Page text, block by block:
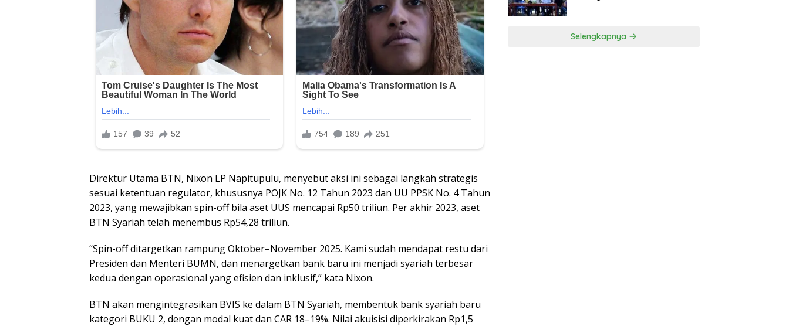
Direktur Utama BTN, Nixon LP Napitupulu, menyebut aksi ini sebagai langkah strategis
sesuai ketentuan regulator, khususnya POJK No. 12 Tahun 2023 dan UU PPSK No. 4 Tahun
2023, yang mewajibkan spin-off bila aset UUS mencapai Rp50 triliun. Per akhir 2023, aset
BTN Syariah telah menembus Rp54,28 triliun.
“Spin-off ditargetkan rampung Oktober–November 2025. Kami sudah mendapat restu dari
Presiden dan Menteri BUMN, dan menargetkan bank baru ini menjadi syariah terbesar
kedua dengan operasional yang efisien dan inklusif,” kata Nixon.
BTN akan mengintegrasikan BVIS ke dalam BTN Syariah, membentuk bank syariah baru
kategori BUKU 2, dengan modal kuat dan CAR 18–19%. Nilai akuisisi diperkirakan Rp1,5
Selengkapnya